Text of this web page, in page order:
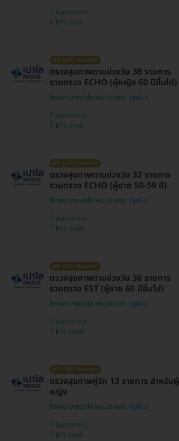
สมุทรปราการ
BTS ปากน้ำ
ฟรี! Gift Voucher
ตรวจสุขภาพตามช่วงวัย 38 รายการ
รวมตรวจ ECHO (ผู้หญิง 60 ปีขึ้นไป)
โรงพยาบาลเปาโล พระประแดง
สมุทรปราการ
BTS ปากน้ำ
ฟรี! Gift Voucher
ตรวจสุขภาพตามช่วงวัย 32 รายการ
รวมตรวจ ECHO (ผู้ชาย 50-59 ปี)
โรงพยาบาลเปาโล พระประแดง
สมุทรปราการ
BTS ปากน้ำ
ฟรี! Gift Voucher
ตรวจสุขภาพตามช่วงวัย 36 รายการ
รวมตรวจ EST (ผู้ชาย 60 ปีขึ้นไป)
โรงพยาบาลเปาโล พระประแดง
สมุทรปราการ
BTS ปากน้ำ
ฟรี! Gift Voucher
ตรวจสุขภาพคู่รัก 13 รายการ สำหรับผู้
หญิง
โรงพยาบาลเปาโล พระประแดง
สมุทรปราการ
BTS ปากน้ำ